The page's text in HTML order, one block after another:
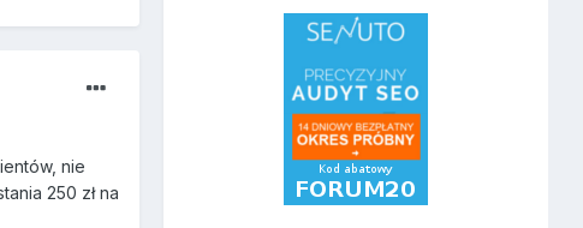
nie
250 zł na